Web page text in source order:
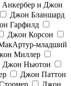
и Джон
Джон Бланшард
Гарфилд
Джон Корсон
младший
Миллер
Джон Ньютон
Джон Паттон